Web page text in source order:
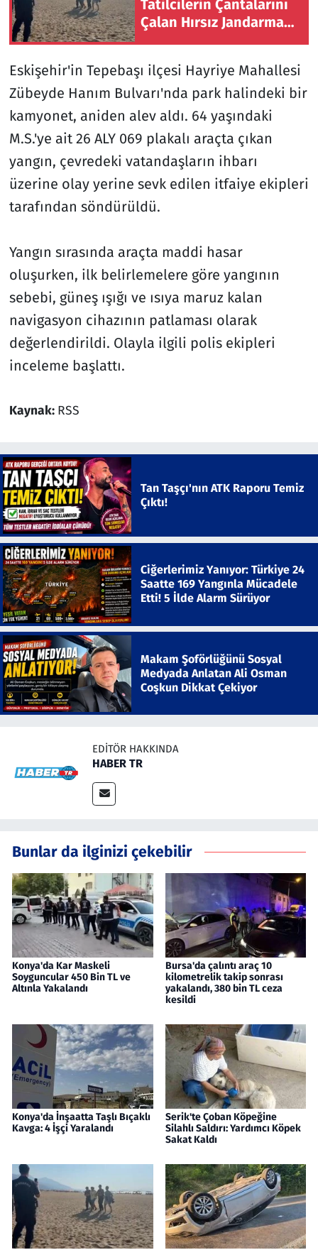
Tatilcilerin Çantalarını
Çalan Hırsız Jandarma
Eskişehir'in Tepebaşı ilçesi Hayriye Mahallesi
Zübeyde Hanım Bulvarı'nda park halindeki bir
kamyonet, aniden alev aldı. 64 yaşındaki
M.S.'ye ait 26 ALY 069 plakalı araçta çıkan
yangın, çevredeki vatandaşların ihbarı
üzerine olay yerine sevk edilen itfaiye ekipleri
tarafından söndürüldü.
Yangın sırasında araçta maddi hasar
oluşurken, ilk belirlemelere göre yangının
sebebi, güneş ışığı ve ısıya maruz kalan
navigasyon cihazının patlaması olarak
değerlendirildi. Olayla ilgili polis ekipleri
inceleme başlattı.
Kaynak: RSS
Tan Taşçı'nın ATK Raporu Temiz
Çıktı!
Ciğerlerimiz Yanıyor: Türkiye 24
Saatte 169 Yangınla Mücadele
Etti! 5 İlde Alarm Sürüyor
Makam Şoförlüğünü Sosyal
Medyada Anlatan Ali Osman
Coşkun Dikkat Çekiyor
EDITÖR HAKKINDA
HABER TR
Bunlar da ilginizi çekebilir
Konya'da Kar Maskeli
Soyguncular 450 Bin TL ve
Altınla Yakalandı
Bursa'da çalıntı araç 10
kilometrelik takip sonrası
yakalandı, 380 bin TL ceza
kesildi
Konya'da İnşaatta Taşlı Bıçaklı
Kavga: 4 İşçi Yaralandı
Serik'te Çoban Köpeğine
Silahlı Saldırı: Yardımcı Köpek
Sakat Kaldı